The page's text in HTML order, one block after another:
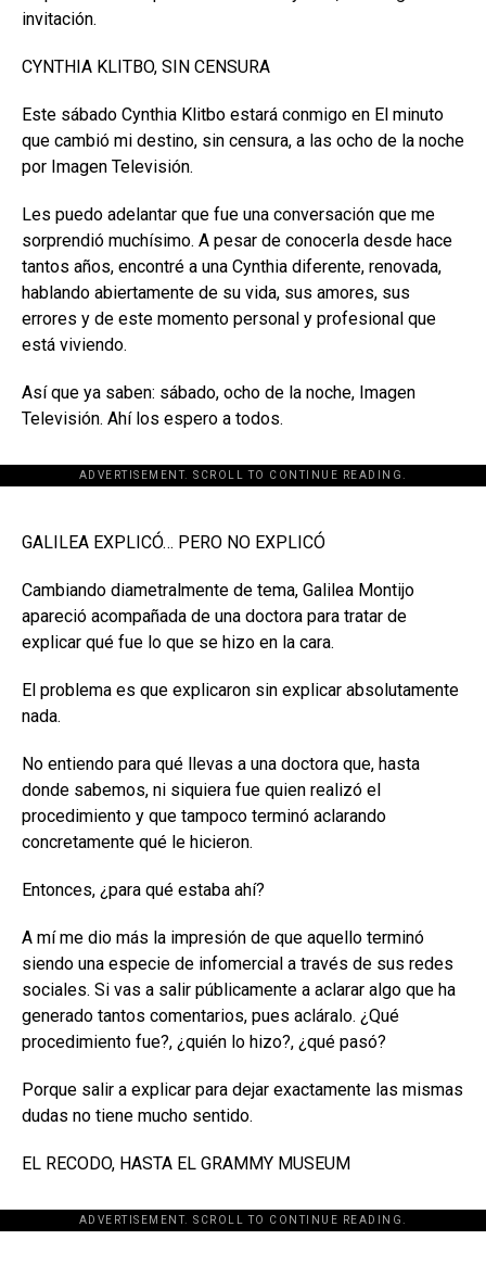
invitación.
CYNTHIA KLITBO, SIN CENSURA
Este sábado Cynthia Klitbo estará conmigo en El minuto
que cambió mi destino, sin censura, a las ocho de la noche
por Imagen Televisión.
Les puedo adelantar que fue una conversación que me
sorprendió muchísimo. A pesar de conocerla desde hace
tantos años, encontré a una Cynthia diferente, renovada,
hablando abiertamente de su vida, sus amores, sus
errores y de este momento personal y profesional que
está viviendo.
Así que ya saben: sábado, ocho de la noche, Imagen
Televisión. Ahí los espero a todos.
ADVERTISEMENT. SCROLL TO CONTINUE READING.
[adsforwp id="243463"]
GALILEA EXPLICÓ… PERO NO EXPLICÓ
Cambiando diametralmente de tema, Galilea Montijo
apareció acompañada de una doctora para tratar de
explicar qué fue lo que se hizo en la cara.
El problema es que explicaron sin explicar absolutamente
nada.
No entiendo para qué llevas a una doctora que, hasta
donde sabemos, ni siquiera fue quien realizó el
procedimiento y que tampoco terminó aclarando
concretamente qué le hicieron.
Entonces, ¿para qué estaba ahí?
A mí me dio más la impresión de que aquello terminó
siendo una especie de infomercial a través de sus redes
sociales. Si vas a salir públicamente a aclarar algo que ha
generado tantos comentarios, pues acláralo. ¿Qué
procedimiento fue?, ¿quién lo hizo?, ¿qué pasó?
Porque salir a explicar para dejar exactamente las mismas
dudas no tiene mucho sentido.
EL RECODO, HASTA EL GRAMMY MUSEUM
ADVERTISEMENT. SCROLL TO CONTINUE READING.
[adsforwp id="243463"]